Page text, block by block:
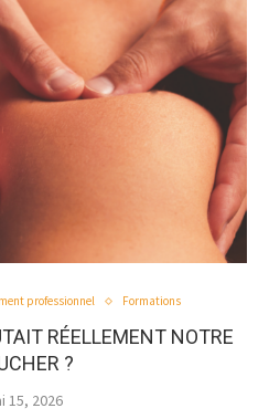
professionnel Formations
RÉELLEMENT NOTRE
?
15, 2026